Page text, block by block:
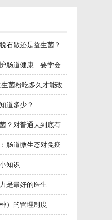
石散还是益生菌？
肠道健康，要学会
菌粉吃多久才能改
道多少？
？对普通人到底有
肠道微生态对免疫
知识
是最好的医生
）的管理制度